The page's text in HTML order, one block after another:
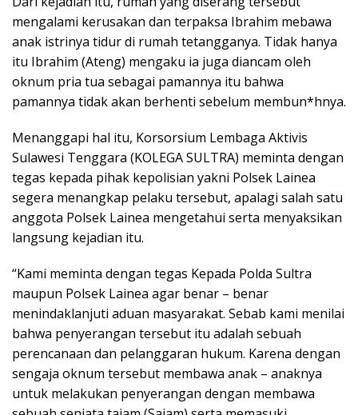
mengalami kerusakan dan terpaksa Ibrahim mebawa
anak istrinya tidur di rumah tetangganya. Tidak hanya
itu Ibrahim (Ateng) mengaku ia juga diancam oleh
oknum pria tua sebagai pamannya itu bahwa
pamannya tidak akan berhenti sebelum membun*hnya.
Menanggapi hal itu, Korsorsium Lembaga Aktivis
Sulawesi Tenggara (KOLEGA SULTRA) meminta dengan
tegas kepada pihak kepolisian yakni Polsek Lainea
segera menangkap pelaku tersebut, apalagi salah satu
anggota Polsek Lainea mengetahui serta menyaksikan
langsung kejadian itu.
“Kami meminta dengan tegas Kepada Polda Sultra
maupun Polsek Lainea agar benar – benar
menindaklanjuti aduan masyarakat. Sebab kami menilai
bahwa penyerangan tersebut itu adalah sebuah
perencanaan dan pelanggaran hukum. Karena dengan
sengaja oknum tersebut membawa anak – anaknya
untuk melakukan penyerangan dengan membawa